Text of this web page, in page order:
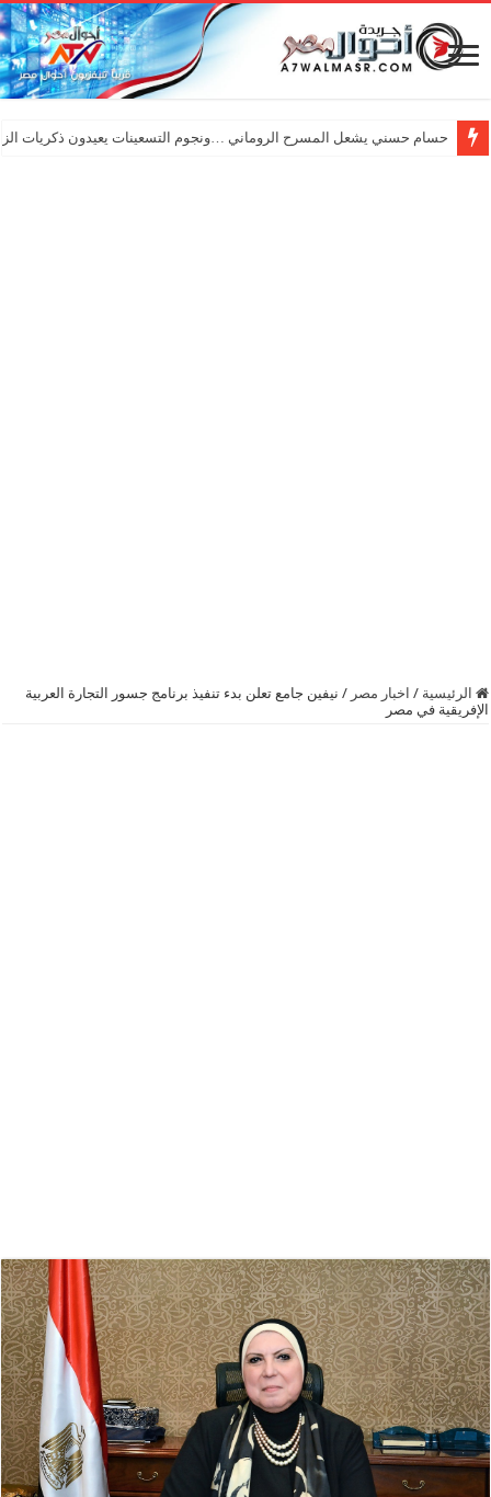
حسام حسني يشعل المسرح الروماني …ونجوم التسعينات يعيدون ذكريات
الرئيسية / اخبار مصر / نيفين جامع تعلن بدء تنفيذ برنامج جسور التجارة العربية
الإفريقية في مصر